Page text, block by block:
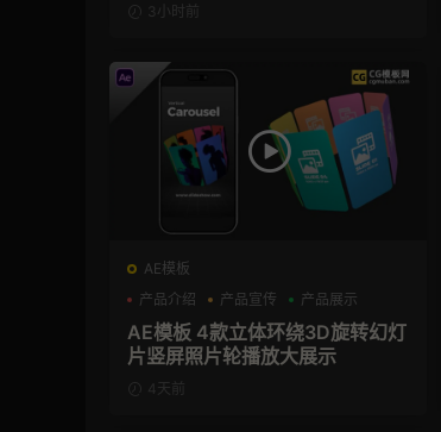
3小时前
AE模板
产品介绍
产品宣传 产品展示
AE模板 4款立体环绕3D旋转幻灯
片竖屏照片轮播放大展示
4天前